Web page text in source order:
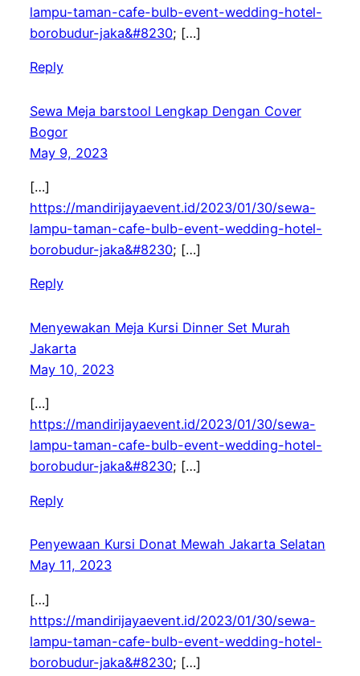
lampu-taman-cafe-bulb-event-wedding-hotel-
borobudur-jaka&#8230; […]
Reply
Sewa Meja barstool Lengkap Dengan Cover
Bogor
May 9, 2023
[…]
https://mandirijayaevent.id/2023/01/30/sewa-
lampu-taman-cafe-bulb-event-wedding-hotel-
borobudur-jaka&#8230; […]
Reply
Menyewakan Meja Kursi Dinner Set Murah
Jakarta
May 10, 2023
[…]
https://mandirijayaevent.id/2023/01/30/sewa-
lampu-taman-cafe-bulb-event-wedding-hotel-
borobudur-jaka&#8230; […]
Reply
Penyewaan Kursi Donat Mewah Jakarta Selatan
May 11, 2023
[…]
https://mandirijayaevent.id/2023/01/30/sewa-
lampu-taman-cafe-bulb-event-wedding-hotel-
borobudur-jaka&#8230; […]